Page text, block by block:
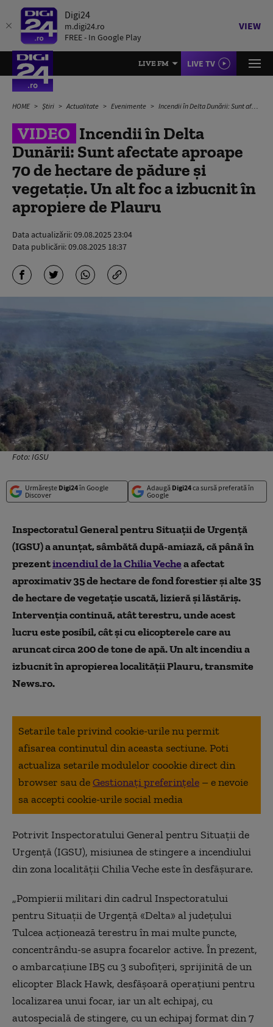
Digi24
m.digi24.ro
FREE - In Google Play
VIEW
LIVE FM LIVE TV
HOME Știri Actualitate Evenimente Incendii în Delta Dunării: Sunt afectate aproape 70 de hectare de pădure şi vegetaţie. Un alt foc a izbucnit în apropiere de Plauru
VIDEO Incendii în Delta
Dunării: Sunt afectate aproape
70 de hectare de pădure şi
vegetaţie. Un alt foc a izbucnit în
apropiere de Plauru
Data actualizării:09.08.2025 23:04
Data publicării:09.08.2025 18:37
Foto: IGSU
Urmărește Digi24în Google
Discover
Adaugă Digi24ca sursă preferată în
Google
Inspectoratul General pentru Situaţii de Urgenţă
(IGSU) a anunţat, sâmbătă după-amiază, că până în
prezentincendiul de la Chilia Vechea afectat
aproximativ 35 de hectare de fond forestier şi alte 35
de hectare de vegetaţie uscată, lizieră şi lăstăriş.
Intervenţia continuă, atât terestru, unde acest
lucru este posibil, cât şi cu elicopterele care au
aruncat circa 200 de tone de apă. Un alt incendiu a
izbucnit în apropierea localităţii Plauru, transmite
News.ro.
Setarile tale privind cookie-urile nu permit
afisarea continutul din aceasta sectiune. Poti
actualiza setarile modulelor coookie direct din
browser sau deGestionați preferințele – e nevoie
sa accepti cookie-urile social media
Potrivit Inspectoratului General pentru Situaţii de
Urgenţă (IGSU), misiunea de stingere a incendiului
din zona localităţii Chilia Veche este în desfăşurare.
„Pompierii militari din cadrul Inspectoratului
pentru Situaţii de Urgenţă «Delta» al judeţului
Tulcea acţionează terestru în mai multe puncte,
concentrându-se asupra focarelor active. În prezent,
o ambarcaţiune IB5 cu 3 subofiţeri, sprijinită de un
elicopter Black Hawk, desfăşoară operaţiuni pentru
localizarea unui focar, iar un alt echipaj, cu
autospecială de stingere, cu un echipaj format din 7